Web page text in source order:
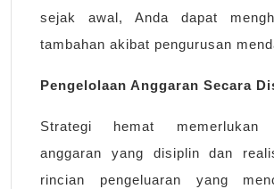
sejak awal, Anda dapat
tambahan akibat pengurusan
Pengelolaan Anggaran Secara
Strategi hemat memerlukan
anggaran yang disiplin dan
rincian pengeluaran yang